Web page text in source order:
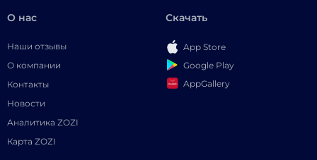
О нас
Наши отзывы
О компании
Контакты
Новости
Аналитика ZOZI
Карта ZOZI
Скачать
App Store
Google Play
AppGallery